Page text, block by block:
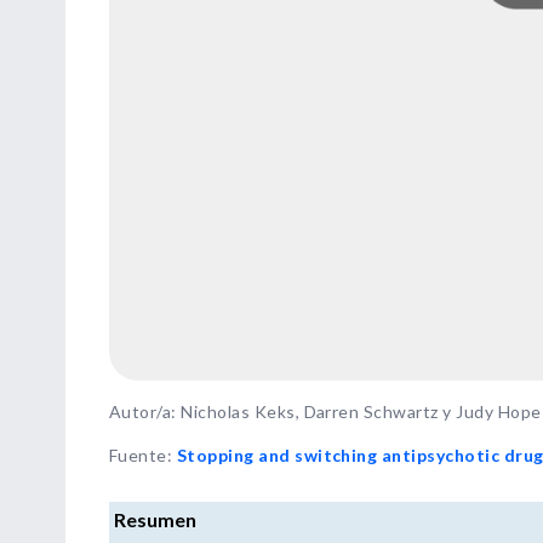
Autor/a: Nicholas Keks, Darren Schwartz y Judy Hope
Fuente: Stopping and switching antipsychotic
Resumen